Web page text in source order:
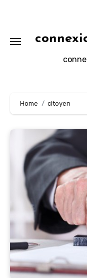
principal
Home citoyen